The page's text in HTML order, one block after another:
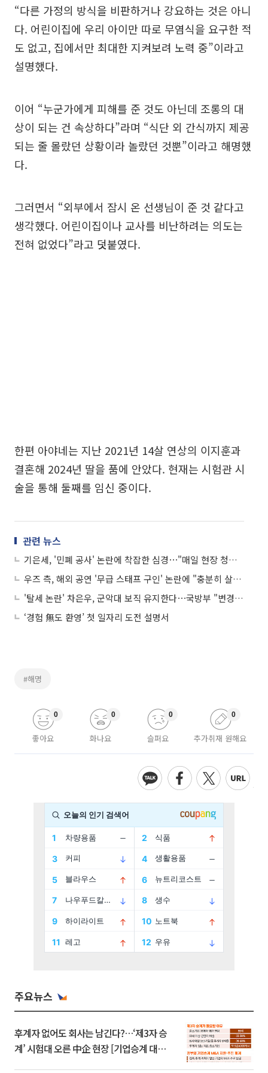
“다른 가정의 방식을 비판하거나 강요하는 것은 아니
다. 어린이집에 우리 아이만 따로 무염식을 요구한 적
도 없고, 집에서만 최대한 지켜보려 노력 중”이라고
설명했다.
이어 “누군가에게 피해를 준 것도 아닌데 조롱의 대
상이 되는 건 속상하다”라며 “식단 외 간식까지 제공
되는 줄 몰랐던 상황이라 놀랐던 것뿐”이라고 해명했
다.
그러면서 “외부에서 잠시 온 선생님이 준 것 같다고
생각했다. 어린이집이나 교사를 비난하려는 의도는
전혀 없었다”라고 덧붙였다.
한편 아야네는 지난 2021년 14살 연상의 이지훈과
결혼해 2024년 딸을 품에 안았다. 현재는 시험관 시
술을 통해 둘째를 임신 중이다.
관련 뉴스
기은세, '민폐 공사' 논란에 착잡한 심경⋯"매일 현장 청소 하고 있다"
우즈 측, 해외 공연 '무급 스태프 구인' 논란에 "충분히 살피지 못해 송구"
'탈세 논란' 차은우, 군악대 보직 유지한다⋯국방부 "변경 사유 해당 안돼"
‘경험 無도 환영’ 첫 일자리 도전 설명서
#해명
좋아요
0
화나요
0
슬퍼요
0
추가취재 원해요
0
주요뉴스
후계자 없어도 회사는 남긴다?…‘제3자 승
계’ 시험대 오른 中企 현장 [기업승계 대전